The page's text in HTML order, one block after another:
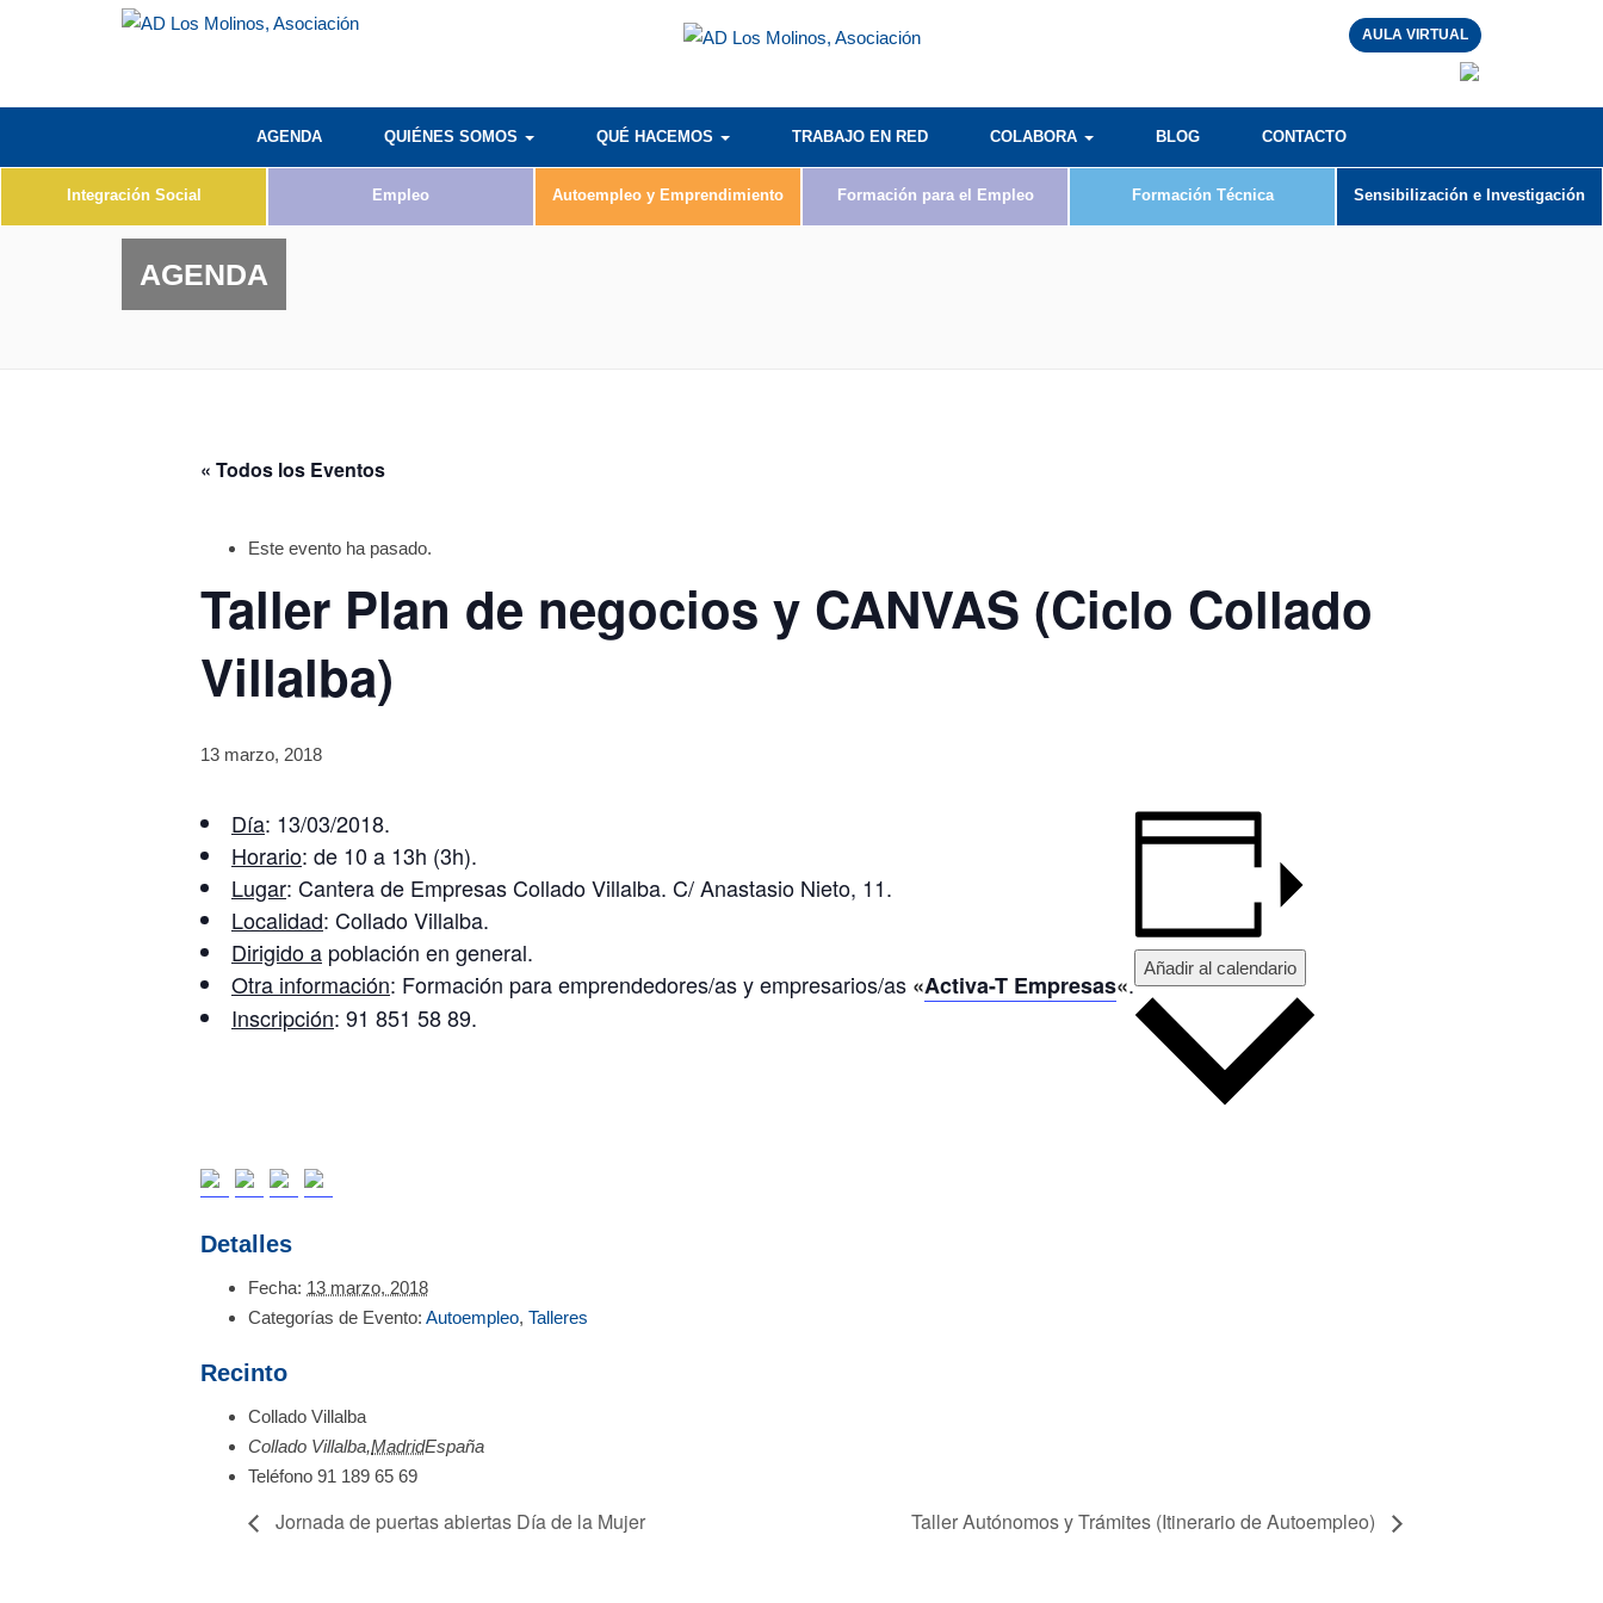
AULA VIRTUAL
AGENDA QUIÉNES SOMOS QUÉ HACEMOS TRABAJO EN RED COLABORA BLOG CONTACTO
Integración Social Empleo Autoempleo y Emprendimiento Formación para el Empleo Formación Técnica Sensibilización e Investigación
AGENDA
« Todos los Eventos
Este evento ha pasado.
Taller Plan de negocios y CANVAS (Ciclo Collado
Villalba)
13 marzo, 2018
Día: 13/03/2018.
Horario: de 10 a 13h (3h).
Lugar: Cantera de Empresas Collado Villalba. C/ Anastasio Nieto, 11.
Localidad: Collado Villalba.
Dirigido a población en general.
Otra información: Formación para emprendedores/as y empresarios/as «Activa-T Empresas«.
Inscripción: 91 851 58 89.
Añadir al calendario
Detalles
Fecha: 13 marzo, 2018
Categorías de Evento: Autoempleo, Talleres
Recinto
Collado Villalba
Collado Villalba,MadridEspaña
Teléfono 91 189 65 69
Jornada de puertas abiertas Día de la Mujer Taller Autónomos y Trámites (Itinerario de Autoempleo)